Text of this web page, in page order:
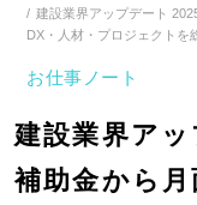
建設業界アップデート
DX・人材・プロジェクト
お仕事ノート
建設業界ア
補助金から